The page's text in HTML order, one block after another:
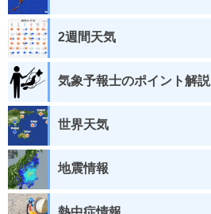
2週間天気
気象予報士のポイント解説
世界天気
地震情報